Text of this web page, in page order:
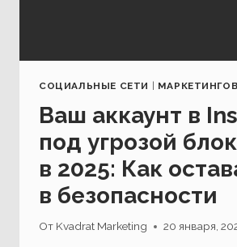
СОЦИАЛЬНЫЕ СЕТИ |
Ваш аккаунт в
под угрозой
в 2025: Как
в безопасности
От Kvadrat Marketing 20 января,